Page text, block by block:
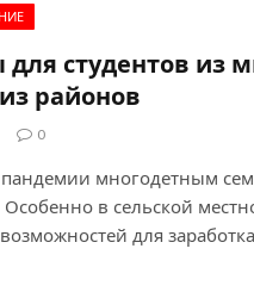
для студентов из
районов
0
многодетным
Особенно в сельской
для